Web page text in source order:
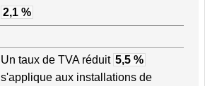
2,1 %
Un taux de TVA réduit 5,5 %
s'applique aux installations de